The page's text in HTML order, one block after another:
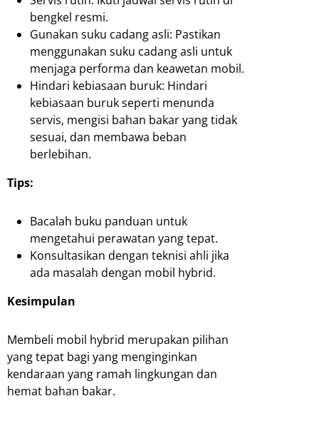
bengkel resmi.
Gunakan suku cadang asli: Pastikan
menggunakan suku cadang asli untuk
menjaga performa dan keawetan mobil.
Hindari kebiasaan buruk: Hindari
kebiasaan buruk seperti menunda
servis, mengisi bahan bakar yang tidak
sesuai, dan membawa beban
berlebihan.
Tips:
Bacalah buku panduan untuk
mengetahui perawatan yang tepat.
Konsultasikan dengan teknisi ahli jika
ada masalah dengan mobil hybrid.
Kesimpulan
Membeli mobil hybrid merupakan pilihan
yang tepat bagi yang menginginkan
kendaraan yang ramah lingkungan dan
hemat bahan bakar.